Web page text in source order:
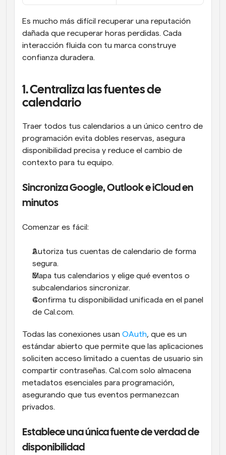
Es mucho más difícil recuperar una reputación
dañada que recuperar horas perdidas. Cada
interacción fluida con tu marca construye
confianza duradera.
1. Centraliza las fuentes de
calendario
Traer todos tus calendarios a un único centro de
programación evita dobles reservas, asegura
disponibilidad precisa y reduce el cambio de
contexto para tu equipo.
Sincroniza Google, Outlook e iCloud en
minutos
Comenzar es fácil:
Autoriza tus cuentas de calendario de forma
segura.
Mapa tus calendarios y elige qué eventos o
subcalendarios sincronizar.
Confirma tu disponibilidad unificada en el panel
de Cal.com.
Todas las conexiones usan OAuth, que es un
estándar abierto que permite que las aplicaciones
soliciten acceso limitado a cuentas de usuario sin
compartir contraseñas. Cal.com solo almacena
metadatos esenciales para programación,
asegurando que tus eventos permanezcan
privados.
Establece una única fuente de verdad de
disponibilidad